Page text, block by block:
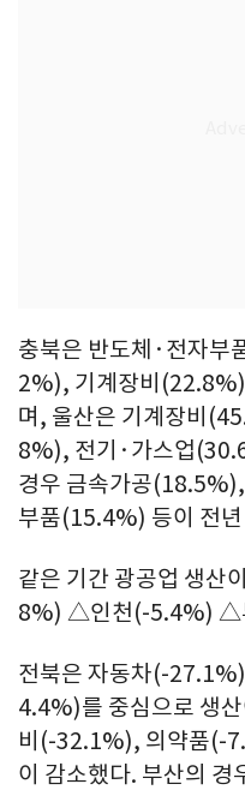
충북은 반도체·전자
2%), 기계장비
며, 울산은 기계장비
8%), 전기·가스업
경우 금속가공
부품(15.4%) 등이 전
같은 기간 광공업 생산
8%) △인천(-5.4%) △
전북은 자동차(-
4.4%)를 중심으로 생
비(-32.1%), 의약품(-
이 감소했다. 부산의